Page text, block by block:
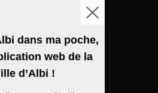
légales
dans ma poche,
web de la
d’Albi !